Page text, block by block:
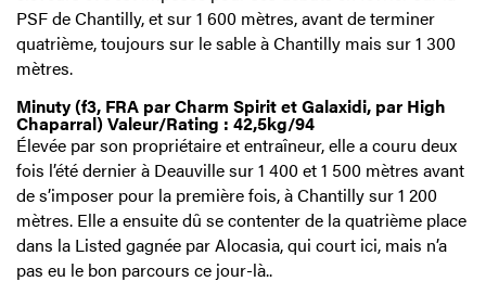
PSF de Chantilly, et sur 1 600 mètres, avant de terminer
quatrième, toujours sur le sable à Chantilly mais sur 1 300
mètres.
Minuty (f3, FRA par Charm Spirit et Galaxidi, par High
Chaparral) Valeur/Rating : 42,5kg/94
Élevée par son propriétaire et entraîneur, elle a couru deux
fois l’été dernier à Deauville sur 1 400 et 1 500 mètres avant
de s’imposer pour la première fois, à Chantilly sur 1 200
mètres. Elle a ensuite dû se contenter de la quatrième place
dans la Listed gagnée par Alocasia, qui court ici, mais n’a
pas eu le bon parcours ce jour-là..